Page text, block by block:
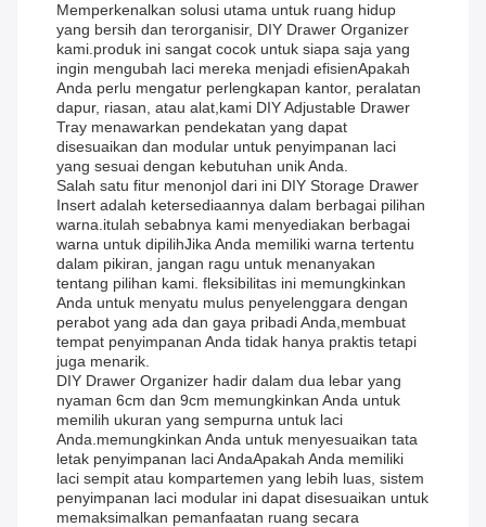
Memperkenalkan solusi utama untuk ruang hidup
yang bersih dan terorganisir, DIY Drawer Organizer
kami.produk ini sangat cocok untuk siapa saja yang
ingin mengubah laci mereka menjadi efisienApakah
Anda perlu mengatur perlengkapan kantor, peralatan
dapur, riasan, atau alat,kami DIY Adjustable Drawer
Tray menawarkan pendekatan yang dapat
disesuaikan dan modular untuk penyimpanan laci
yang sesuai dengan kebutuhan unik Anda.
Salah satu fitur menonjol dari ini DIY Storage Drawer
Insert adalah ketersediaannya dalam berbagai pilihan
warna.itulah sebabnya kami menyediakan berbagai
warna untuk dipilihJika Anda memiliki warna tertentu
dalam pikiran, jangan ragu untuk menanyakan
tentang pilihan kami. fleksibilitas ini memungkinkan
Anda untuk menyatu mulus penyelenggara dengan
perabot yang ada dan gaya pribadi Anda,membuat
tempat penyimpanan Anda tidak hanya praktis tetapi
juga menarik.
DIY Drawer Organizer hadir dalam dua lebar yang
nyaman 6cm dan 9cm memungkinkan Anda untuk
memilih ukuran yang sempurna untuk laci
Anda.memungkinkan Anda untuk menyesuaikan tata
letak penyimpanan laci AndaApakah Anda memiliki
laci sempit atau kompartemen yang lebih luas, sistem
penyimpanan laci modular ini dapat disesuaikan untuk
memaksimalkan pemanfaatan ruang secara